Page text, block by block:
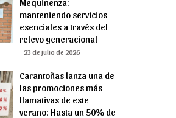
Mequinenza:
manteniendo servicios
esenciales a través del
relevo generacional
23 de julio de 2026
Carantoñas lanza una de
las promociones más
llamativas de este
verano: Hasta un 50% de